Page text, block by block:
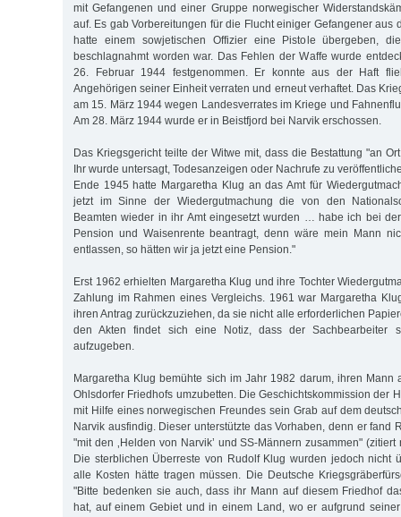
mit Gefangenen und einer Gruppe norwegischer
auf. Es gab Vorbereitungen für die Flucht einiger Gefangener aus
hatte einem sowjetischen Offizier eine Pistole übergeben,
beschlagnahmt worden war. Das Fehlen der Waffe wurde
26. Februar 1944 festgenommen. Er konnte aus der Haft
Angehörigen seiner Einheit verraten und erneut verhaftet. Das
am 15. März 1944 wegen Landesverrates im Kriege und
Am 28. März 1944 wurde er in Beistfjord bei Narvik erschossen.
Das Kriegsgericht teilte der Witwe mit, dass die Bestattung "an
Ihr wurde untersagt, Todesanzeigen oder Nachrufe zu
Ende 1945 hatte Margaretha Klug an das Amt für
jetzt im Sinne der Wiedergutmachung die von den
Beamten wieder in ihr Amt eingesetzt wurden … habe ich bei
Pension und Waisenrente beantragt, denn wäre mein Mann
entlassen, so hätten wir ja jetzt eine Pension."
Erst 1962 erhielten Margaretha Klug und ihre Tochter
Zahlung im Rahmen eines Vergleichs. 1961 war Margaretha
ihren Antrag zurückzuziehen, da sie nicht alle erforderlichen
den Akten findet sich eine Notiz, dass der Sachbearbeiter
aufzugeben.
Margaretha Klug bemühte sich im Jahr 1982 darum, ihren Mann
Ohlsdorfer Friedhofs umzubetten. Die Geschichtskommission der
mit Hilfe eines norwegischen Freundes sein Grab auf dem
Narvik ausfindig. Dieser unterstützte das Vorhaben, denn er fand
"mit den ‚Helden von Narvik’ und SS-Männern zusammen"
Die sterblichen Überreste von Rudolf Klug wurden jedoch nicht
alle Kosten hätte tragen müssen. Die Deutsche
"Bitte bedenken sie auch, dass ihr Mann auf diesem Friedhof
hat, auf einem Gebiet und in einem Land, wo er aufgrund